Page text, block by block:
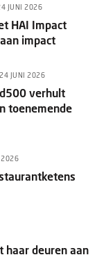
JUNI 2026
HAI Impact
impact
24 JUNI 2026
verhult
toenemende
2026
haar deuren aan